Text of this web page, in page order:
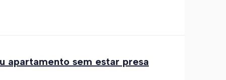
apartamento sem estar presa